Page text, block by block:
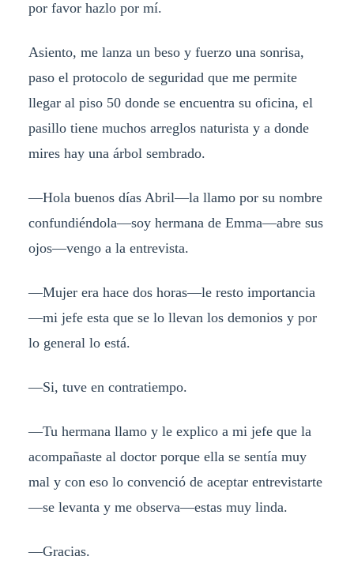
por favor hazlo por mí.
Asiento, me lanza un beso y fuerzo una sonrisa,
paso el protocolo de seguridad que me permite
llegar al piso 50 donde se encuentra su oficina, el
pasillo tiene muchos arreglos naturista y a donde
mires hay una árbol sembrado.
—Hola buenos días Abril—la llamo por su nombre
confundiéndola—soy hermana de Emma—abre sus
ojos—vengo a la entrevista.
—Mujer era hace dos horas—le resto importancia
—mi jefe esta que se lo llevan los demonios y por
lo general lo está.
—Si, tuve en contratiempo.
—Tu hermana llamo y le explico a mi jefe que la
acompañaste al doctor porque ella se sentía muy
mal y con eso lo convenció de aceptar entrevistarte
—se levanta y me observa—estas muy linda.
—Gracias.